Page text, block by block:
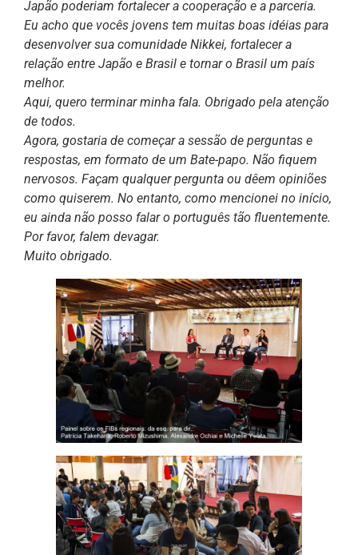
Japão poderiam fortalecer a cooperação e a parceria.
Eu acho que vocês jovens tem muitas boas idéias para
desenvolver sua comunidade Nikkei, fortalecer a
relação entre Japão e Brasil e tornar o Brasil um país
melhor.
Aqui, quero terminar minha fala. Obrigado pela atenção
de todos.
Agora, gostaria de começar a sessão de perguntas e
respostas, em formato de um Bate-papo. Não fiquem
nervosos. Façam qualquer pergunta ou dêem opiniões
como quiserem. No entanto, como mencionei no início,
eu ainda não posso falar o português tão fluentemente.
Por favor, falem devagar.
Muito obrigado.